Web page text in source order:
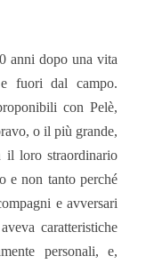
anni dopo una vita
fuori dal campo.
con Pelè,
o il più grande,
il loro straordinario
e non tanto perché
e avversari
caratteristiche
personali, e,